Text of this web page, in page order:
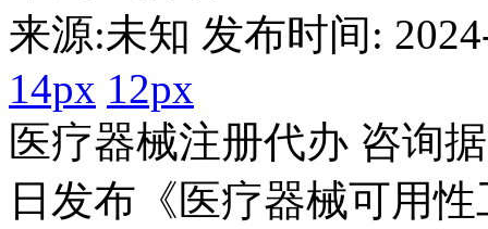
来源:未知 发布时间:
14px 12px
医疗器械注册代办 咨询
日发布《医疗器械可用